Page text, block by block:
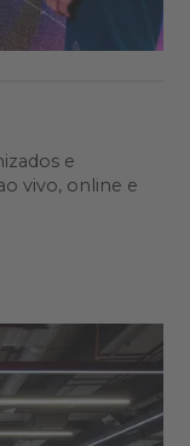
e
vivo, online e